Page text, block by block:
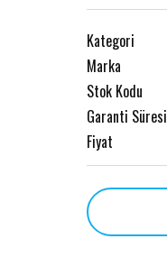
Kategori
Marka
Stok Kodu
Garanti Süresi
Fiyat